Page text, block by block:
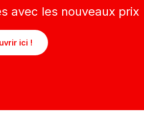
avec les nouveaux prix
ici !